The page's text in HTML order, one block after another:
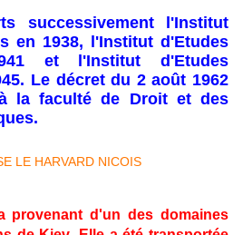
successivement l'Institut
en 1938, l'Institut d'Etudes
et l'Institut d'Etudes
Le décret du 2 août 1962
la faculté de Droit et des
provenant d'un des domaines